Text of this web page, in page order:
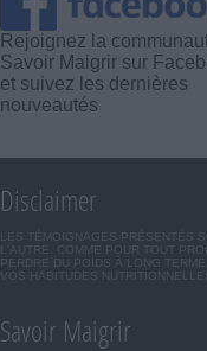
Rejoignez la
Savoir Maigrir sur
et suivez les dernières
nouveautés
Disclaimer
LES TÉMOIGNAGES PRÉSENTÉS
L'AUTRE. COMME POUR TOUT
PERDRE DU POIDS À LONG
VOS HABITUDES
Savoir Maigrir